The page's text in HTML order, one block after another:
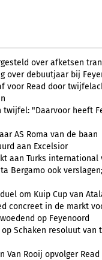
over afketsen
over debuutjaar bij
voor Read door
twijfel: "Daarvoor heeft
AS Roma van de baan
aan Excelsior
aan Turks international
Bergamo ook
om Kuip Cup van
concreet in de markt
op Feyenoord
Schaken resoluut van
Van Rooij opvolger Read